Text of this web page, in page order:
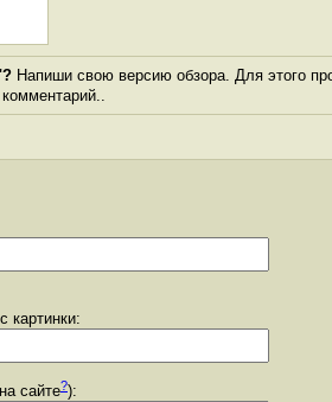
Напиши свою версию обзора. Для этого
картинки:
сайте?):